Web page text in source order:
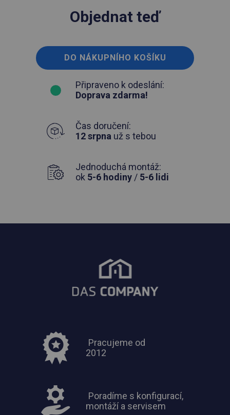
Objednat teď
DO NÁKUPNÍHO KOŠÍKU
Připraveno k odeslání:
Doprava zdarma!
Čas doručení:
12 srpna už s tebou
Jednoduchá montáž:
ok 5-6 hodiny / 5-6 lidi
Pracujeme od
2012
Poradíme s konfigurací,
montáží a servisem